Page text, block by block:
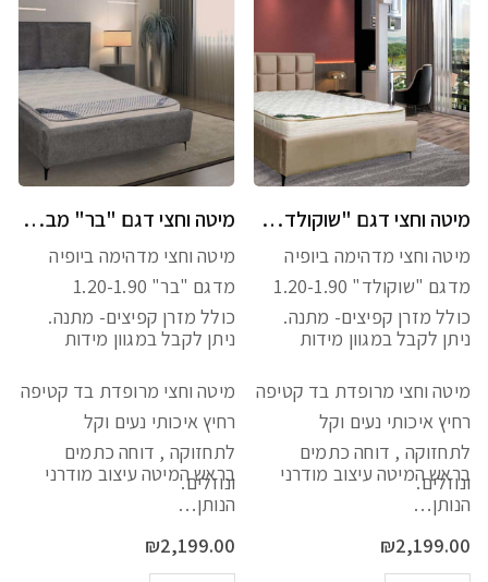
מיטה וחצי דגם "שוקולד" כולל מזרן מתנה
מיטה וחצי מדהימה ביופיה
מדגם "שוקולד" 1.20-1.90
כולל מזרן קפיצים- מתנה.
ניתן לקבל במגוון מידות
מיטה וחצי מרופדת בד קטיפה
רחיץ איכותי נעים וקל
לתחזוקה , דוחה כתמים
ונוזלים.
בראש המיטה עיצוב מודרני
הנותן…
₪2,199.00
מיטה וחצי דגם "בר" מבד כולל מזרן מתנה
מיטה וחצי מדהימה ביופיה
מדגם "בר" 1.20-1.90
כולל מזרן קפיצים- מתנה.
ניתן לקבל במגוון מידות
מיטה וחצי מרופדת בד קטיפה
רחיץ איכותי נעים וקל
לתחזוקה , דוחה כתמים
ונוזלים.
בראש המיטה עיצוב מודרני
הנותן…
₪2,199.00